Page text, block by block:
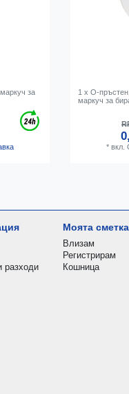
за
1 x О-
маркуч за
* вкл.
разходи
Моята сметка
Влизам
Регистрирам
Кошница